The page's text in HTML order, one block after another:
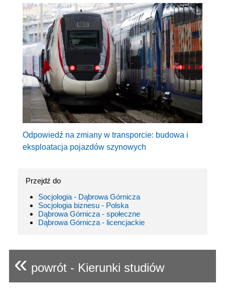
Odpowiedź na zmiany w transporcie: budowa i
eksploatacja pojazdów szynowych
Przejdź do
Socjologia - Dąbrowa Górnicza
Socjologia biznesu - Polska
Dąbrowa Górnicza - społeczne
Dąbrowa Górnicza - licencjackie
« powrót - Kierunki studiów